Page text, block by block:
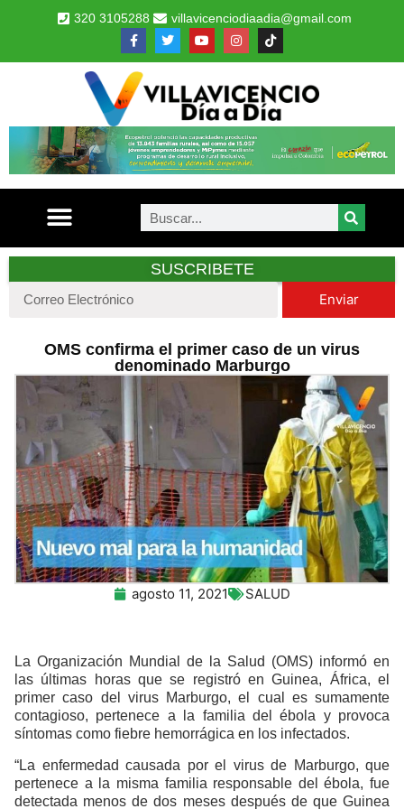
320 3105288 villavicenciodiaadia@gmail.com
SUSCRIBETE
Enviar
OMS confirma el primer caso de un virus
denominado Marburgo
agosto 11, 2021 SALUD
La Organización Mundial de la Salud (OMS) informó en
las últimas horas que se registró en Guinea, África, el
primer caso del virus Marburgo, el cual es sumamente
contagioso, pertenece a la familia del ébola y provoca
síntomas como fiebre hemorrágica en los infectados.
“La enfermedad causada por el virus de Marburgo, que
pertenece a la misma familia responsable del ébola, fue
detectada menos de dos meses después de que Guinea